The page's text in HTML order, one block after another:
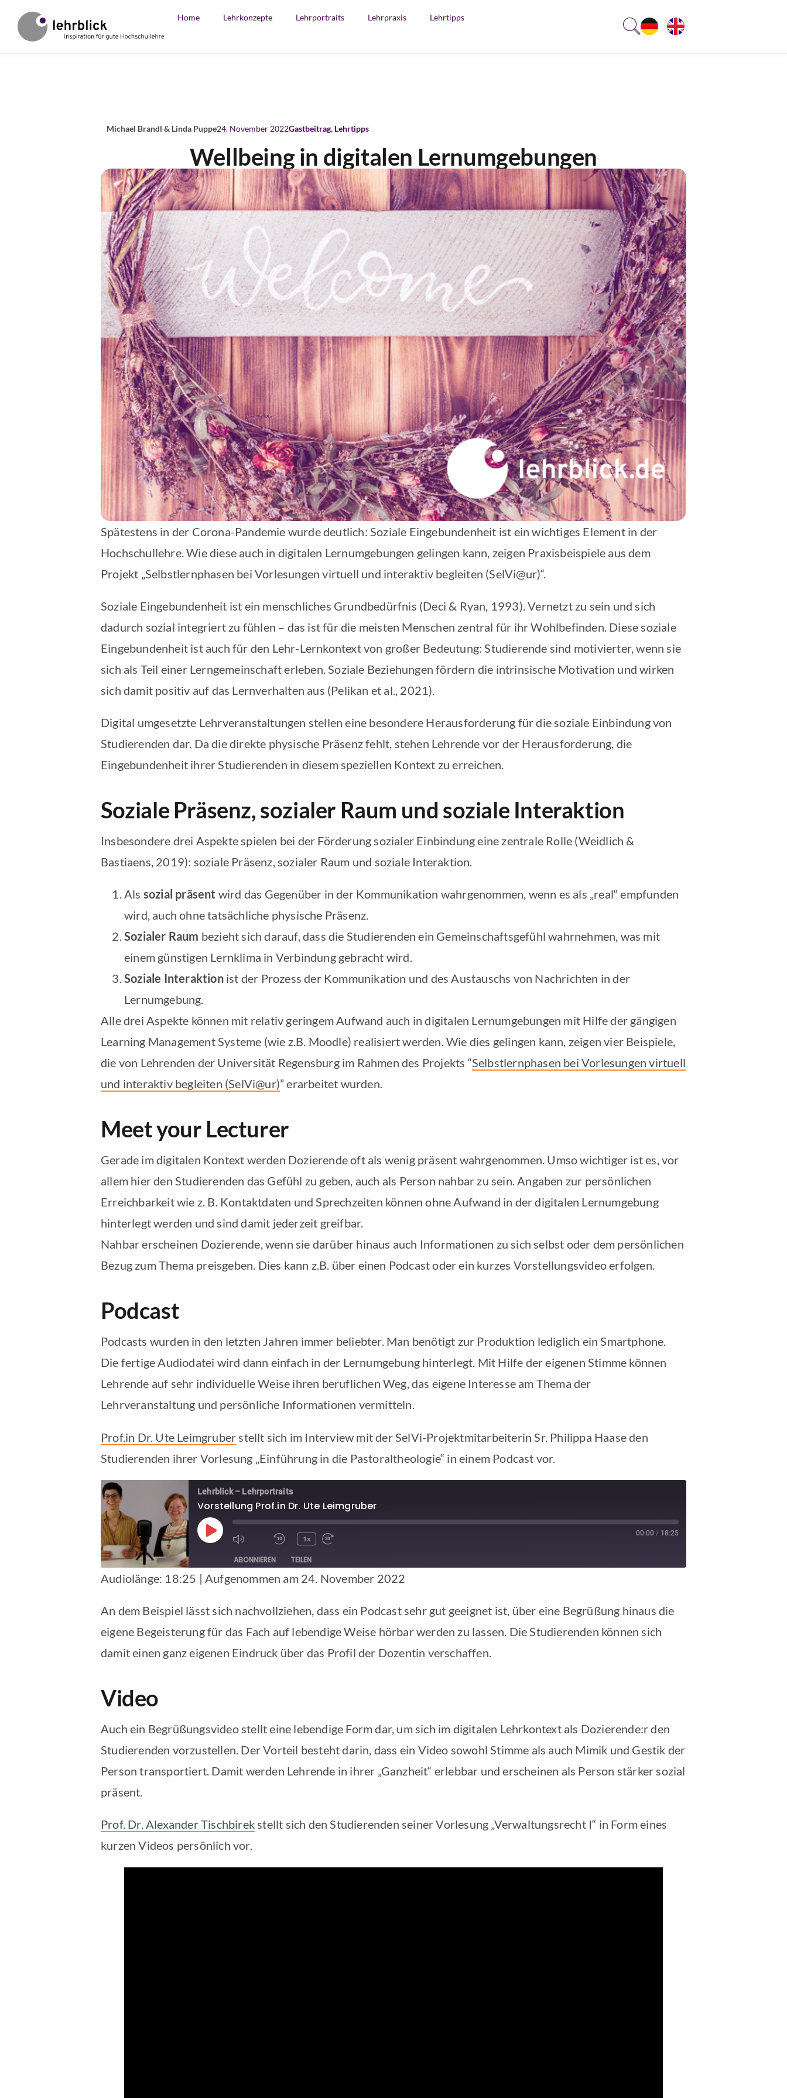
Home Lehrkonzepte Lehrportraits Lehrpraxis Lehrtipps
Michael Brandl & Linda Puppe24. November 2022Gastbeitrag, Lehrtipps
Wellbeing in digitalen Lernumgebungen
Spätestens in der Corona-Pandemie wurde deutlich: Soziale Eingebundenheit ist ein wichtiges Element in der
Hochschullehre. Wie diese auch in digitalen Lernumgebungen gelingen kann, zeigen Praxisbeispiele aus dem
Projekt „Selbstlernphasen bei Vorlesungen virtuell und interaktiv begleiten (SelVi@ur)“.
Soziale Eingebundenheit ist ein menschliches Grundbedürfnis (Deci & Ryan, 1993). Vernetzt zu sein und sich
dadurch sozial integriert zu fühlen – das ist für die meisten Menschen zentral für ihr Wohlbefinden. Diese soziale
Eingebundenheit ist auch für den Lehr-Lernkontext von großer Bedeutung: Studierende sind motivierter, wenn sie
sich als Teil einer Lerngemeinschaft erleben. Soziale Beziehungen fördern die intrinsische Motivation und wirken
sich damit positiv auf das Lernverhalten aus (Pelikan et al., 2021).
Digital umgesetzte Lehrveranstaltungen stellen eine besondere Herausforderung für die soziale Einbindung von
Studierenden dar. Da die direkte physische Präsenz fehlt, stehen Lehrende vor der Herausforderung, die
Eingebundenheit ihrer Studierenden in diesem speziellen Kontext zu erreichen.
Soziale Präsenz, sozialer Raum und soziale Interaktion
Insbesondere drei Aspekte spielen bei der Förderung sozialer Einbindung eine zentrale Rolle (Weidlich &
Bastiaens, 2019): soziale Präsenz, sozialer Raum und soziale Interaktion.
Als sozial präsent wird das Gegenüber in der Kommunikation wahrgenommen, wenn es als „real“ empfunden
wird, auch ohne tatsächliche physische Präsenz.
Sozialer Raum bezieht sich darauf, dass die Studierenden ein Gemeinschaftsgefühl wahrnehmen, was mit
einem günstigen Lernklima in Verbindung gebracht wird.
Soziale Interaktionist der Prozess der Kommunikation und des Austauschs von Nachrichten in der
Lernumgebung.
Alle drei Aspekte können mit relativ geringem Aufwand auch in digitalen Lernumgebungen mit Hilfe der gängigen
Learning Management Systeme (wie z.B. Moodle) realisiert werden. Wie dies gelingen kann, zeigen vier Beispiele,
die von Lehrenden der Universität Regensburg im Rahmen des Projekts “Selbstlernphasen bei Vorlesungen virtuell
und interaktiv begleiten (SelVi@ur)” erarbeitet wurden.
Meet your Lecturer
Gerade im digitalen Kontext werden Dozierende oft als wenig präsent wahrgenommen. Umso wichtiger ist es, vor
allem hier den Studierenden das Gefühl zu geben, auch als Person nahbar zu sein. Angaben zur persönlichen
Erreichbarkeit wie z. B. Kontaktdaten und Sprechzeiten können ohne Aufwand in der digitalen Lernumgebung
hinterlegt werden und sind damit jederzeit greifbar.
Nahbar erscheinen Dozierende, wenn sie darüber hinaus auch Informationen zu sich selbst oder dem persönlichen
Bezug zum Thema preisgeben. Dies kann z.B. über einen Podcast oder ein kurzes Vorstellungsvideo erfolgen.
Podcast
Podcasts wurden in den letzten Jahren immer beliebter. Man benötigt zur Produktion lediglich ein Smartphone.
Die fertige Audiodatei wird dann einfach in der Lernumgebung hinterlegt. Mit Hilfe der eigenen Stimme können
Lehrende auf sehr individuelle Weise ihren beruflichen Weg, das eigene Interesse am Thema der
Lehrveranstaltung und persönliche Informationen vermitteln.
Prof.in Dr. Ute Leimgruber stellt sich im Interview mit der SelVi-Projektmitarbeiterin Sr. Philippa Haase den
Studierenden ihrer Vorlesung „Einführung in die Pastoraltheologie“ in einem Podcast vor.
Lehrblick – Lehrportraits
Vorstellung Prof.in Dr. Ute Leimgruber
1x
00:00 / 18:25
ABONNIEREN TEILEN
Spotify
RSS FEED
LINK
Audiolänge: 18:25 | Aufgenommen am 24. November 2022
An dem Beispiel lässt sich nachvollziehen, dass ein Podcast sehr gut geeignet ist, über eine Begrüßung hinaus die
eigene Begeisterung für das Fach auf lebendige Weise hörbar werden zu lassen. Die Studierenden können sich
damit einen ganz eigenen Eindruck über das Profil der Dozentin verschaffen.
Video
Auch ein Begrüßungsvideo stellt eine lebendige Form dar, um sich im digitalen Lehrkontext als Dozierende:r den
Studierenden vorzustellen. Der Vorteil besteht darin, dass ein Video sowohl Stimme als auch Mimik und Gestik der
Person transportiert. Damit werden Lehrende in ihrer „Ganzheit“ erlebbar und erscheinen als Person stärker sozial
präsent.
Prof. Dr. Alexander Tischbirekstellt sich den Studierenden seiner Vorlesung „Verwaltungsrecht I“ in Form eines
kurzen Videos persönlich vor.